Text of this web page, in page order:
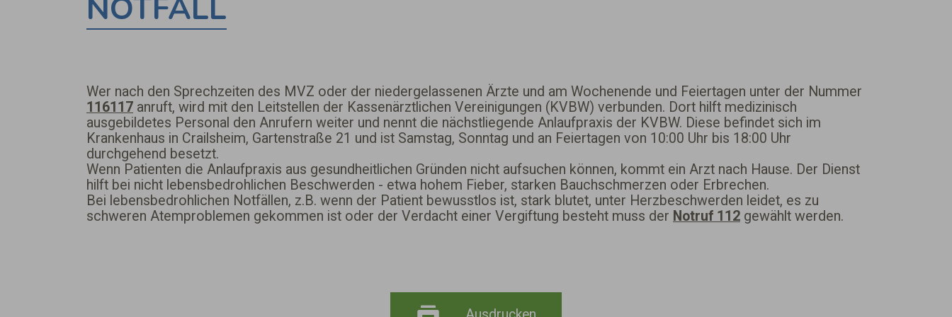
NOTFALL
Wer nach den Sprechzeiten des MVZ oder der niedergelassenen Ärzte und am Wochenende und Feiertagen unter der Nummer
116117anruft, wird mit den Leitstellen der Kassenärztlichen Vereinigungen (KVBW) verbunden. Dort hilft medizinisch
ausgebildetes Personal den Anrufern weiter und nennt die nächstliegende Anlaufpraxis der KVBW. Diese befindet sich im
Krankenhaus in Crailsheim, Gartenstraße 21 und ist Samstag, Sonntag und an Feiertagen von 10:00 Uhr bis 18:00 Uhr
durchgehend besetzt.
Wenn Patienten die Anlaufpraxis aus gesundheitlichen Gründen nicht aufsuchen können, kommt ein Arzt nach Hause. Der Dienst
hilft bei nicht lebensbedrohlichen Beschwerden - etwa hohem Fieber, starken Bauchschmerzen oder Erbrechen.
Bei lebensbedrohlichen Notfällen, z.B. wenn der Patient bewusstlos ist, stark blutet, unter Herzbeschwerden leidet, es zu
schweren Atemproblemen gekommen ist oder der Verdacht einer Vergiftung besteht muss der Notruf 112gewählt werden.